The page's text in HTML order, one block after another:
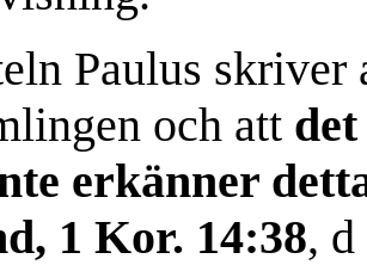
Paulus skriver
och att
erkänner
1 Kor. 14:38,